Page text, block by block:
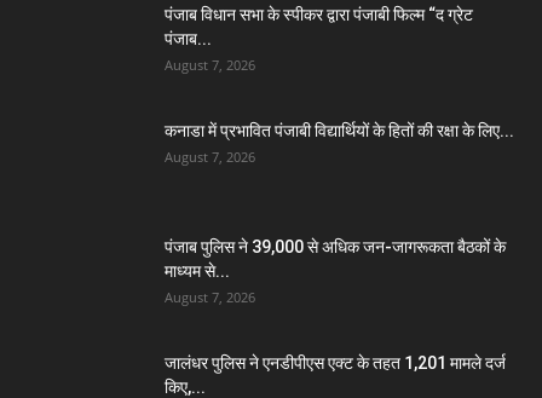
पंजाब विधान सभा के स्पीकर द्वारा पंजाबी फिल्म “द ग्रेट
पंजाब...
August 7, 2026
कनाडा में प्रभावित पंजाबी विद्यार्थियों के हितों की रक्षा के लिए...
August 7, 2026
पंजाब पुलिस ने 39,000 से अधिक जन-जागरूकता बैठकों के
माध्यम से...
August 7, 2026
जालंधर पुलिस ने एनडीपीएस एक्ट के तहत 1,201 मामले दर्ज
किए,...